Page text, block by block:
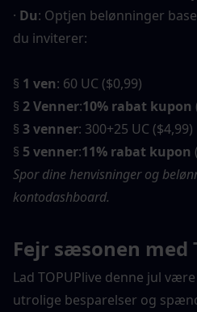
· Du: Optjen belønninger
du inviterer:
§ 1 ven: 60 UC ($0,99)
§ 2 Venner:10% rabat kupon
§ 3 venner: 300+25 UC ($4,99)
§ 5 venner:11% rabat kupon
Spor dine henvisninger og
kontodashboard.
Fejr sæsonen med
Lad TOPUPlive denne jul
utrolige besparelser og